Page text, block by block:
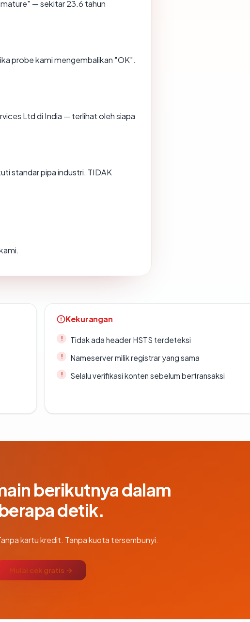
— sekitar 23.6 tahun
probe kami mengembalikan "OK".
Ltd di India — terlihat oleh siapa
standar pipa industri. TIDAK
Kekurangan
Tidak ada header HSTS terdeteksi
Nameserver milik registrar yang sama
Selalu verifikasi konten sebelum bertransaksi
berikutnya dalam
detik.
kartu kredit. Tanpa kuota tersembunyi.
Mulai cek gratis →